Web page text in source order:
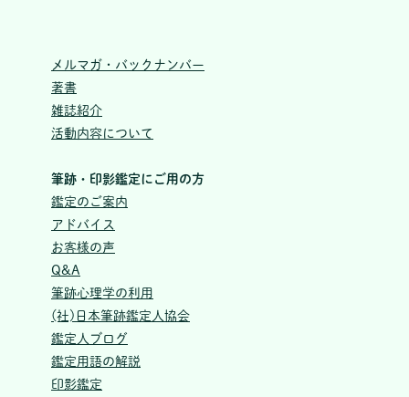
メルマガ・バックナンバー
著書
雑誌紹介
活動内容について
筆跡・印影鑑定にご用の方
鑑定のご案内
アドバイス
お客様の声
Q&A
筆跡心理学の利用
(社)日本筆跡鑑定人協会
鑑定人ブログ
鑑定用語の解説
印影鑑定